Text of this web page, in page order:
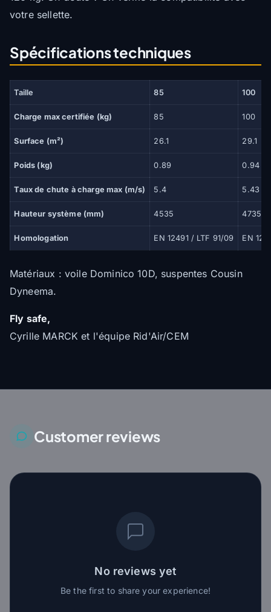
votre sellette.
Spécifications techniques
Taille 85 100
Charge max certifiée (kg) 85 100
Surface (m²) 26.1 29.1
Poids (kg) 0.89 0.94
Taux de chute à charge max (m/s) 5.4 5.43
Hauteur système (mm) 4535 4735
Homologation EN 12491 / LTF 91/09 EN
Matériaux : voile Dominico 10D, suspentes Cousin
Dyneema.
Fly safe,
Cyrille MARCK et l'équipe Rid'Air/CEM
Customer reviews
No reviews yet
Be the first to share your experience!